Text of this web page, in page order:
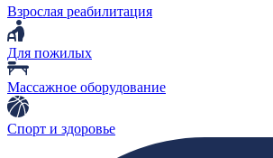
Взрослая реабилитация
Для пожилых
Массажное оборудование
Спорт и здоровье